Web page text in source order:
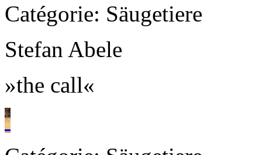
Catégorie: Säugetiere
Stefan Abele
»the call«